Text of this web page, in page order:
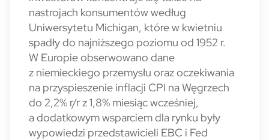
nastrojach konsumentów według
Uniwersytetu Michigan, które w kwietniu
spadły do najniższego poziomu od 1952 r.
W Europie obserwowano dane
z niemieckiego przemysłu oraz oczekiwania
na przyspieszenie inflacji CPI na Węgrzech
do 2,2% r/r z 1,8% miesiąc wcześniej,
a dodatkowym wsparciem dla rynku były
wypowiedzi przedstawicieli EBC i Fed